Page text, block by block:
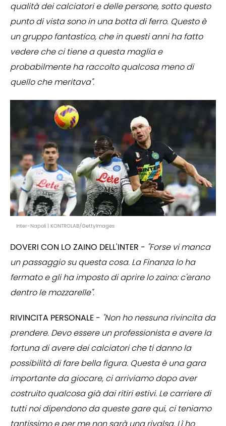
qualità dei calciatori e delle persone, sotto questo
punto di vista sono in una botta di ferro. Questo è
un gruppo fantastico, che in questi anni ha fatto
vedere che ci tiene a questa maglia e
probabilmente ha raccolto qualcosa meno di
quello che meritava".
Inter-Napoli | KONTROLAB/GettyImages
DOVERI CON LO ZAINO DELL'INTER - "Forse vi manca
un passaggio su questa cosa. La Finanza lo ha
fermato e gli ha imposto di aprire lo zaino: c'erano
dentro le mozzarelle".
RIVINCITA PERSONALE - "Non ho nessuna rivincita da
prendere. Devo essere un professionista e avere la
fortuna di avere dei calciatori che ti danno la
possibilità di fare bella figura. Questa è una gara
importante da giocare, ci arriviamo dopo aver
costruito qualcosa già dai ritiri estivi. Le carriere di
tutti noi dipendono da queste gare qui, ci teniamo